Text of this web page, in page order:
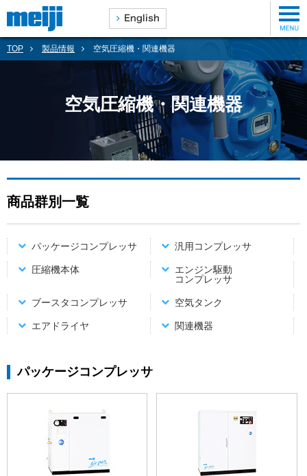
TOP 製品情報 空気圧縮機・関連機器
空気圧縮機・関連機器
商品群別一覧
パッケージコンプレッサ 汎用コンプレッサ
圧縮機本体
エンジン駆動
コンプレッサ
ブースタコンプレッサ 空気タンク
エアドライヤ 関連機器
パッケージコンプレッサ